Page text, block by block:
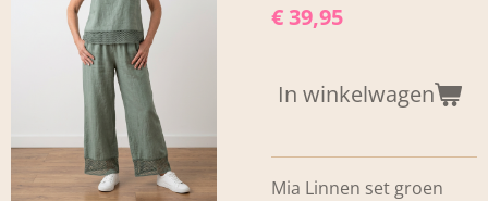
€ 39,95
In winkelwagen
Mia Linnen set groen